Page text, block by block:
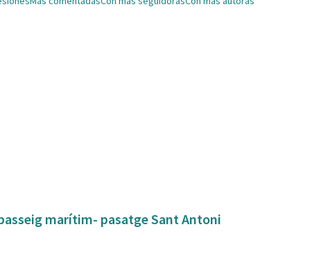
marítim- pasatge Sant Antoni